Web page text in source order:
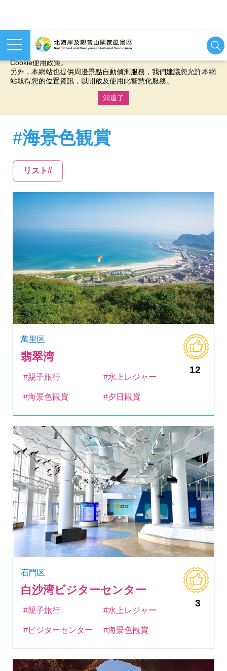
本網站使用cookies等相關技術以持續優化網站服務，並有助於為
您提供更佳的體驗，當您繼續使用本網站即表示您同意我們的
Cookie使用政策。
另外，本網站也提供周邊景點自動偵測服務，我們建議您允許本網
站取得您的位置資訊，以開啟及使用此智慧化服務。
知道了
#海景色観賞
リスト#
萬里区
翡翠湾
12
#親子旅行 #水上レジャー
#海景色観賞 #夕日観賞
石門区
白沙湾ビジターセンター
3
#親子旅行 #水上レジャー
#ビジターセンター #海景色観賞